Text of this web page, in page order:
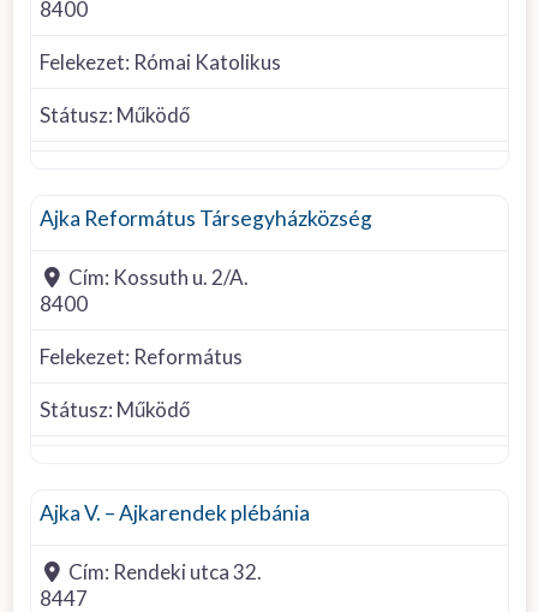
8400
Felekezet: Római Katolikus
Státusz: Működő
Ajka Református Társegyházközség
Cím: Kossuth u. 2/A.
8400
Felekezet: Református
Státusz: Működő
Ajka V. – Ajkarendek plébánia
Cím: Rendeki utca 32.
8447